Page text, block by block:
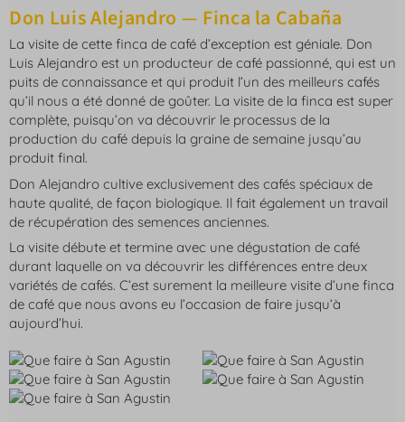
Don Luis Alejandro — Finca la Cabaña
La visite de cette finca de café d’exception est géniale. Don
Luis Alejandro est un producteur de café passionné, qui est un
puits de connaissance et qui produit l’un des meilleurs cafés
qu’il nous a été donné de goûter. La visite de la finca est super
complète, puisqu’on va découvrir le processus de la
production du café depuis la graine de semaine jusqu’au
produit final.
Don Alejandro cultive exclusivement des cafés spéciaux de
haute qualité, de façon biologique. Il fait également un travail
de récupération des semences anciennes.
La visite débute et termine avec une dégustation de café
durant laquelle on va découvrir les différences entre deux
variétés de cafés. C’est surement la meilleure visite d’une finca
de café que nous avons eu l’occasion de faire jusqu’à
aujourd’hui.